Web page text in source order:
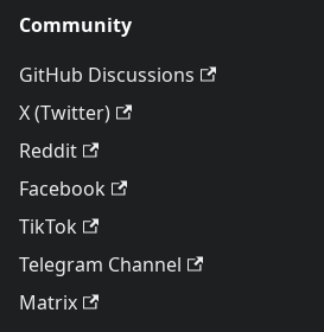
Community
GitHub Discussions
X (Twitter)
Reddit
Facebook
TikTok
Telegram Channel
Matrix